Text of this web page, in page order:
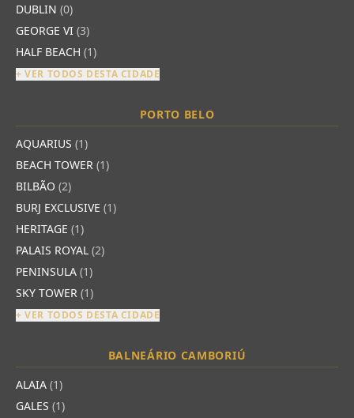
DUBLIN (0)
GEORGE VI (3)
HALF BEACH (1)
+ VER TODOS DESTA CIDADE
PORTO BELO
AQUARIUS (1)
BEACH TOWER (1)
BILBÃO (2)
BURJ EXCLUSIVE (1)
HERITAGE (1)
PALAIS ROYAL (2)
PENINSULA (1)
SKY TOWER (1)
+ VER TODOS DESTA CIDADE
BALNEÁRIO CAMBORIÚ
ALAIA (1)
GALES (1)